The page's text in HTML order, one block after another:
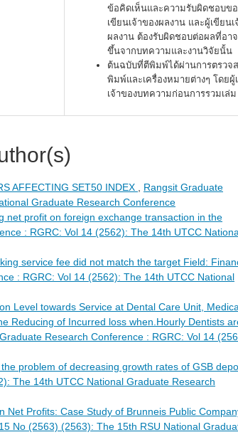
ข้อคิดเห็นและความรับผิดชอบขอ
เขียนเจ้าของผลงาน และผู้เขียนเ
ผลงาน ต้องรับผิดชอบต่อผลที่อาจ
ขึ้นจากบทความและงานวิจัยนั้น
ต้นฉบับที่ตีพิมพ์ได้ผ่านการตรวจ
พิมพ์และเครื่องหมายต่างๆ โดยผู้
เจ้าของบทความก่อนการรวมเล่ม
AFFECTING SET50 INDEX
Rangsit Graduate
Graduate Research Conference
net profit on foreign exchange transaction in the
: RGRC: Vol 14 (2562): The 14th UTCC
service fee did not match the target Field:
: RGRC: Vol 14 (2562): The 14th UTCC National
Level towards Service at Dental Care Unit,
Reducing of Incurred loss when.Hourly Dentists
Research Conference : RGRC: Vol 14
problem of decreasing growth rates of GSB
The 14th UTCC National Graduate Research
Net Profits: Case Study of Brunneis Public
No (2563) (2563): The 15th RSU National